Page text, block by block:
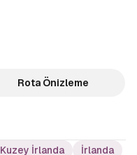
Rota Önizleme
Kuzey İrlanda İrlanda